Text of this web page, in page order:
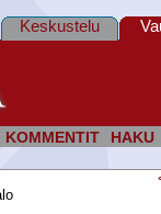
KOMMENTIT HAKU
Keskustelu